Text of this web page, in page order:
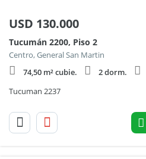
USD 130.000
Tucumán 2200, Piso 2
Centro, General San Martin
74,50 m² cubie.
2 dorm.
Tucuman 2237